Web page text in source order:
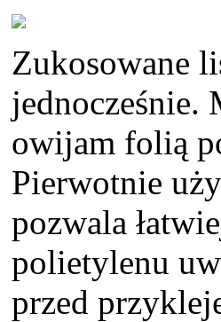
Zukosowane
jednocześnie.
owijam folią
Pierwotnie
pozwala
polietylenu
przed